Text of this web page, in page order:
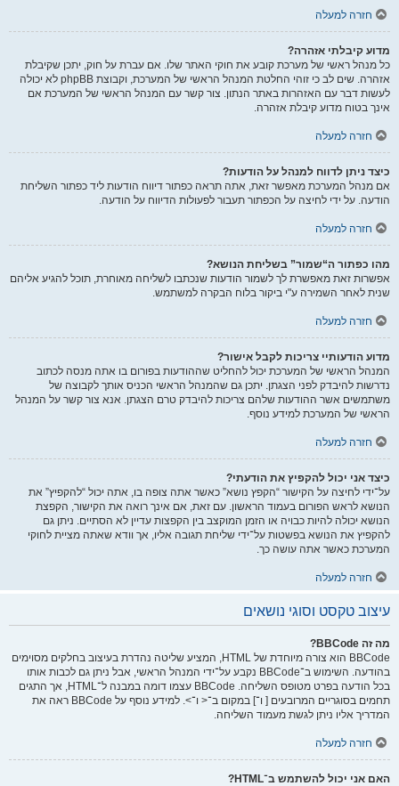
חזרה למעלה
מדוע קיבלתי אזהרה?
כל מנהל ראשי של מערכת קובע את חוקי האתר שלו. אם עברת על חוק, יתכן שקיבלת
אזהרה. שים לב כי זוהי החלטת המנהל הראשי של המערכת, וקבוצת phpBB לא יכולה
לעשות דבר עם האזהרות באתר הנתון. צור קשר עם המנהל הראשי של המערכת אם
אינך בטוח מדוע קיבלת אזהרה.
חזרה למעלה
כיצד ניתן לדווח למנהל על הודעות?
אם מנהל המערכת מאפשר זאת, אתה תראה כפתור דיווח הודעות ליד כפתור השליחת
הודעה. על ידי לחיצה על הכפתור תעבור לפעולות הדיווח על הודעה.
חזרה למעלה
מהו כפתור ה“שמור” בשליחת הנושא?
אפשרות זאת מאפשרת לך לשמור הודעות שנכתבו לשליחה מאוחרת, תוכל להגיע אליהם
שנית לאחר השמירה ע"י ביקור בלוח הבקרה למשתמש.
חזרה למעלה
מדוע הודעותיי צריכות לקבל אישור?
המנהל הראשי של המערכת יכול להחליט שההודעות בפורום בו אתה מנסה לכתוב
נדרשות להיבדק לפני הצגתן. יתכן גם שהמנהל הראשי הכניס אותך לקבוצה של
משתמשים אשר ההודעות שלהם צריכות להיבדק טרם הצגתן. אנא צור קשר על המנהל
הראשי של המערכת למידע נוסף.
חזרה למעלה
כיצד אני יכול להקפיץ את הודעתי?
על־ידי לחיצה על הקישור “הקפץ נושא” כאשר אתה צופה בו, אתה יכול “להקפיץ” את
הנושא לראש הפורום בעמוד הראשון. עם זאת, אם אינך רואה את הקישור, הקפצת
הנושא יכולה להיות כבויה או הזמן המוקצב בין הקפצות עדיין לא הסתיים. ניתן גם
להקפיץ את הנושא בפשטות על־ידי שליחת תגובה אליו, אך וודא שאתה מציית לחוקי
המערכת כאשר אתה עושה כך.
חזרה למעלה
עיצוב טקסט וסוגי נושאים
מה זה BBCode?
BBCode הוא צורה מיוחדת של HTML, המציע שליטה נהדרת בעיצוב בחלקים מסוימים
בהודעה. השימוש ב־BBCode נקבע על־ידי המנהל הראשי, אבל ניתן גם לכבות אותו
בכל הודעה בפרט מטופס השליחה. BBCode עצמו דומה במבנה ל־HTML, אך התגים
תחמים בסוגריים המרובעים [ ו־] במקום ב־< ו־>. למידע נוסף על BBCode ראה את
המדריך אליו ניתן לגשת מעמוד השליחה.
חזרה למעלה
האם אני יכול להשתמש ב־HTML?